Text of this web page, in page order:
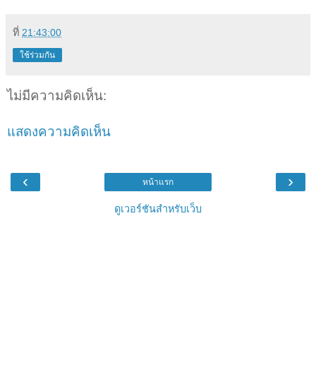
ที่ 21:43:00
ใช้ร่วมกัน
ไม่มีความคิดเห็น:
แสดงความคิดเห็น
‹ ›
หน้าแรก
ดูเวอร์ชันสำหรับเว็บ